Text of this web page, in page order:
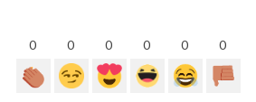
0 0 0 0 0 0